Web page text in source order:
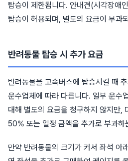
탑승이 제한됩니다. 안내견(시각장애
탑승이 허용되며, 별도의 요금이 부과
반려동물 탑승 시 추가 요금
반려동물을 고속버스에 탑승시킬 때
운수업체에 따라 다릅니다. 일부 운수
대해 별도의 요금을 청구하지 않지만,
50% 또는 일정 금액을 추가로 부과하
만약 반려동물의 크기가 커서 좌석 아